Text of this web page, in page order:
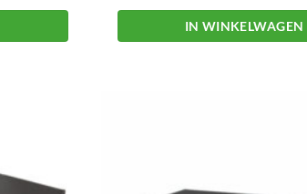
IN WINKELWAGEN